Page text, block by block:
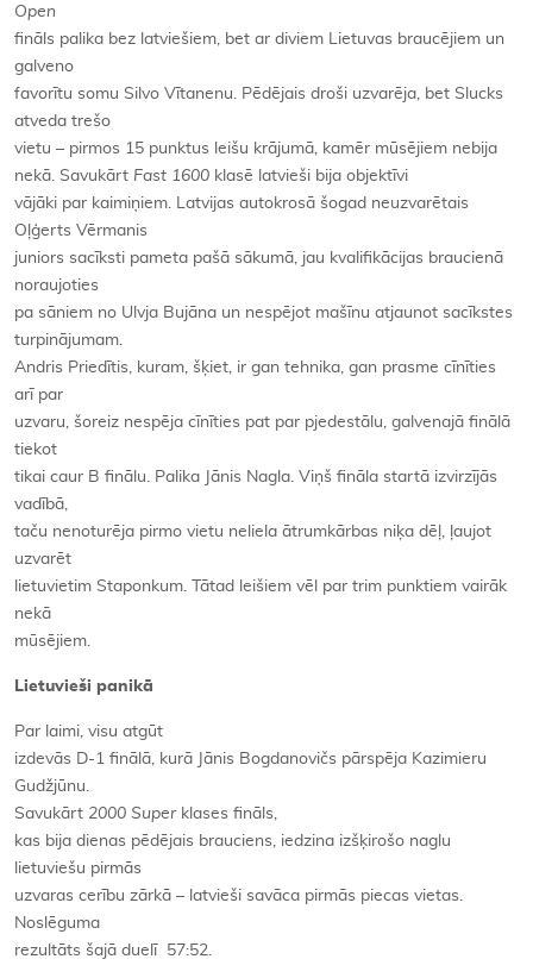
Open
fināls palika bez latviešiem, bet ar diviem Lietuvas braucējiem un
galveno
favorītu somu Silvo Vītanenu. Pēdējais droši uzvarēja, bet Slucks
atveda trešo
vietu – pirmos 15 punktus leišu krājumā, kamēr mūsējiem nebija
nekā. Savukārt Fast 1600 klasē latvieši bija objektīvi
vājāki par kaimiņiem. Latvijas autokrosā šogad neuzvarētais
Oļģerts Vērmanis
juniors sacīksti pameta pašā sākumā, jau kvalifikācijas braucienā
noraujoties
pa sāniem no Ulvja Bujāna un nespējot mašīnu atjaunot sacīkstes
turpinājumam.
Andris Priedītis, kuram, šķiet, ir gan tehnika, gan prasme cīnīties
arī par
uzvaru, šoreiz nespēja cīnīties pat par pjedestālu, galvenajā finālā
tiekot
tikai caur B finālu. Palika Jānis Nagla. Viņš fināla startā izvirzījās
vadībā,
taču nenoturēja pirmo vietu neliela ātrumkārbas niķa dēļ, ļaujot
uzvarēt
lietuvietim Staponkum. Tātad leišiem vēl par trim punktiem vairāk
nekā
mūsējiem.
Lietuvieši panikā
Par laimi, visu atgūt
izdevās D-1 finālā, kurā Jānis Bogdanovičs pārspēja Kazimieru
Gudžjūnu.
Savukārt 2000 Superklases fināls,
kas bija dienas pēdējais brauciens, iedzina izšķirošo naglu
lietuviešu pirmās
uzvaras cerību zārkā – latvieši savāca pirmās piecas vietas.
Noslēguma
rezultāts šajā duelī 57:52.